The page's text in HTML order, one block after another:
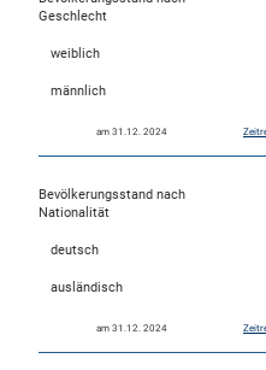
Geschlecht
weiblich
männlich
am 31.12. 2024
Bevölkerungsstand nach
Nationalität
deutsch
ausländisch
am 31.12. 2024